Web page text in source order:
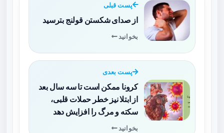
پست قبلی
از صدای شکستن قولنج بترسید
بخوانید
پست بعدی
کرونا ممکن است تا سه سال بعد
از ابتلا نیز خطر حملات قلبی،
سکته و مرگ را افزایش دهد
بخوانید